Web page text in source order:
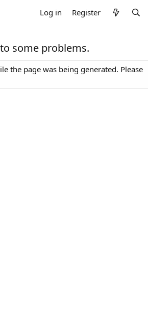
Log in Register
some problems.
the page was being generated. Please